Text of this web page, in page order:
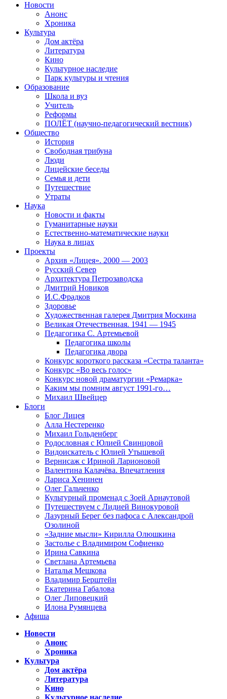
Новости
Анонс
Хроника
Культура
Дом актёра
Литература
Кино
Культурное наследие
Парк культуры и чтения
Образование
Школа и вуз
Учитель
Реформы
ПОЛЁТ (научно-педагогический вестник)
Общество
История
Свободная трибуна
Люди
Лицейские беседы
Семья и дети
Путешествие
Утраты
Наука
Новости и факты
Гуманитарные науки
Естественно-математические науки
Наука в лицах
Проекты
Архив «Лицея». 2000 — 2003
Русский Север
Архитектура Петрозаводска
Дмитрий Новиков
И.С.Фрадков
Здоровье
Художественная галерея Дмитрия Москина
Великая Отечественная. 1941 — 1945
Педагогика С. Артемьевой
Педагогика школы
Педагогика двора
Конкурс короткого рассказа «Сестра таланта»
Конкурс «Во весь голос»
Конкурс новой драматургии «Ремарка»
Каким мы помним август 1991-го…
Михаил Швейцер
Блоги
Блог Лицея
Алла Нестеренко
Михаил Гольденберг
Родословная с Юлией Свинцовой
Видоискатель с Юлией Утышевой
Вернисаж с Ириной Ларионовой
Валентина Калачёва. Впечатления
Лариса Хенинен
Олег Гальченко
Культурный променад с Зоей Арнаутовой
Путешествуем с Лидией Винокуровой
Лазурный Берег без пафоса с Александрой
Озолиной
«Задние мысли» Кирилла Олюшкина
Застолье с Владимиром Софиенко
Ирина Савкина
Светлана Артемьева
Наталья Мешкова
Владимир Берштейн
Екатерина Габалова
Олег Липовецкий
Илона Румянцева
Афиша
Новости
Анонс
Хроника
Культура
Дом актёра
Литература
Кино